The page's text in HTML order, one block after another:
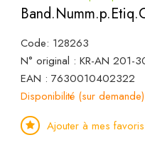
Code: 128263
N° original : KR-AN 201-
EAN : 7630010402322
Disponibilité (sur demande)
Ajouter à mes favoris